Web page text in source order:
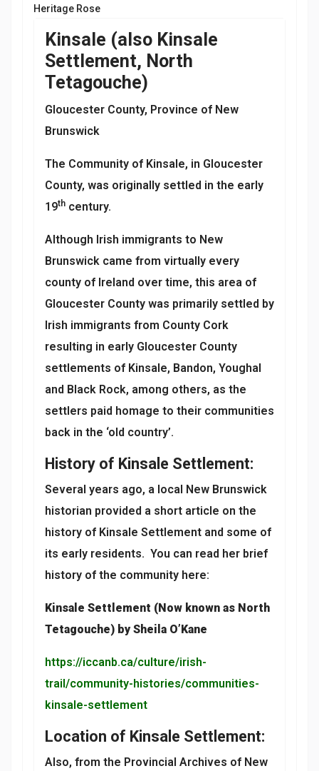
Heritage Rose
Kinsale (also Kinsale
Settlement, North
Tetagouche)
Gloucester County, Province of New
Brunswick
The Community of Kinsale, in Gloucester
County, was originally settled in the early
19th century.
Although Irish immigrants to New
Brunswick came from virtually every
county of Ireland over time, this area of
Gloucester County was primarily settled by
Irish immigrants from County Cork
resulting in early Gloucester County
settlements of Kinsale, Bandon, Youghal
and Black Rock, among others, as the
settlers paid homage to their communities
back in the ‘old country’.
History of Kinsale Settlement:
Several years ago, a local New Brunswick
historian provided a short article on the
history of Kinsale Settlement and some of
its early residents. You can read her brief
history of the community here:
Kinsale Settlement (Now known as North
Tetagouche) by Sheila O’Kane
https://iccanb.ca/culture/irish-
trail/community-histories/communities-
kinsale-settlement
Location of Kinsale Settlement:
Also, from the Provincial Archives of New